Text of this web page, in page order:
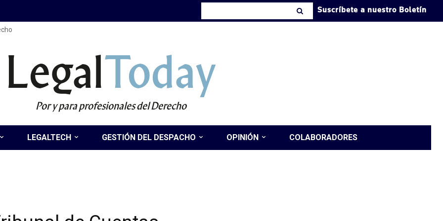
Suscríbete a nuestro Boletín
LegalToday
Por y para profesionales del Derecho
LEGALTECH GESTIÓN DEL DESPACHO OPINIÓN COLABORADORES